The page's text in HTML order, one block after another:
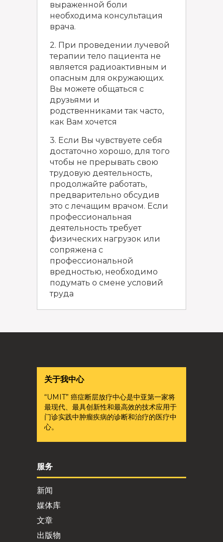
выраженной боли
необходима консультация
врача.
2. При проведении лучевой
терапии тело пациента не
является радиоактивным и
опасным для окружающих.
Вы можете общаться с
друзьями и
родственниками так часто,
как Вам хочется
3. Если Вы чувствуете себя
достаточно хорошо, для того
чтобы не прерывать свою
трудовую деятельность,
продолжайте работать,
предварительно обсудив
это с лечащим врачом. Если
профессиональная
деятельность требует
физических нагрузок или
сопряжена с
профессиональной
вредностью, необходимо
подумать о смене условий
труда
关于我中心
“UMIT” 癌症断层放疗中心是中亚第一家将
最现代、最具创新性和最高效的技术应用于
门诊实践中肿瘤疾病的诊断和治疗的医疗中
心。
服务
新闻
媒体库
文章
出版物